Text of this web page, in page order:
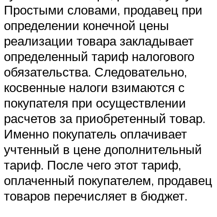
Простыми словами, продавец при
определении конечной цены
реализации товара закладывает
определенный тариф налогового
обязательства. Следовательно,
косвенные налоги взимаются с
покупателя при осуществлении
расчетов за приобретенный товар.
Именно покупатель оплачивает
учтенный в цене дополнительный
тариф. После чего этот тариф,
оплаченный покупателем, продавец
товаров перечисляет в бюджет.